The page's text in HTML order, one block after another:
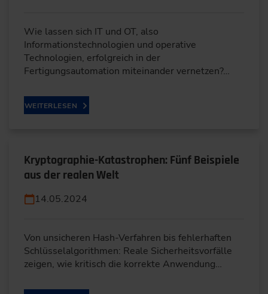
Wie lassen sich IT und OT, also
Informationstechnologien und operative
Technologien, erfolgreich in der
Fertigungsautomation miteinander vernetzen?…
WEITERLESEN
Kryptographie-Katastrophen: Fünf Beispiele
aus der realen Welt
14.05.2024
Von unsicheren Hash-Verfahren bis fehlerhaften
Schlüsselalgorithmen: Reale Sicherheitsvorfälle
zeigen, wie kritisch die korrekte Anwendung…